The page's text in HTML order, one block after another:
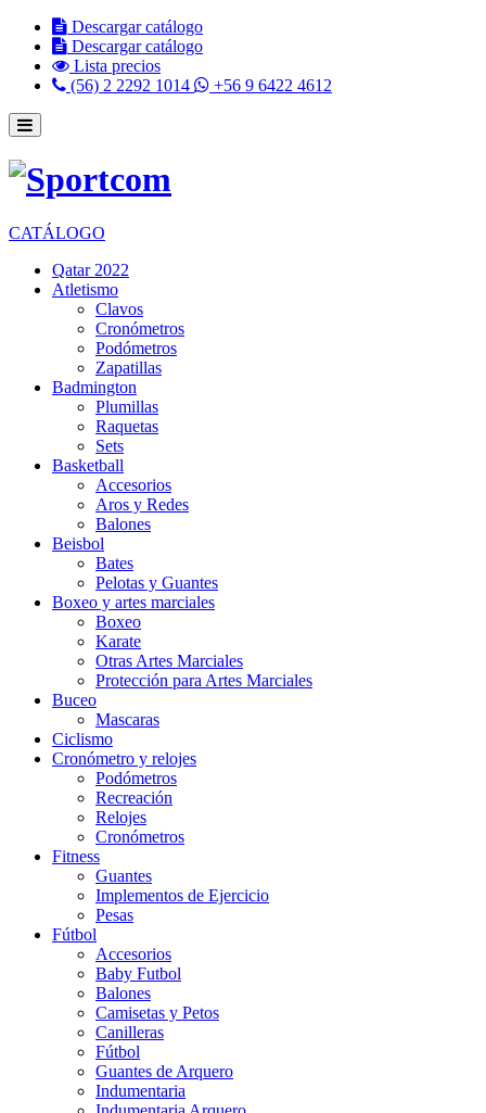
Descargar catálogo
Descargar catálogo
Lista precios
(56) 2 2292 1014
+56 9 6422 4612
CATÁLOGO
Qatar 2022
Atletismo
Clavos
Cronómetros
Podómetros
Zapatillas
Badmington
Plumillas
Raquetas
Sets
Basketball
Accesorios
Aros y Redes
Balones
Beisbol
Bates
Pelotas y Guantes
Boxeo y artes marciales
Boxeo
Karate
Otras Artes Marciales
Protección para Artes Marciales
Buceo
Mascaras
Ciclismo
Cronómetro y relojes
Podómetros
Recreación
Relojes
Cronómetros
Fitness
Guantes
Implementos de Ejercicio
Pesas
Fútbol
Accesorios
Baby Futbol
Balones
Camisetas y Petos
Canilleras
Fútbol
Guantes de Arquero
Indumentaria